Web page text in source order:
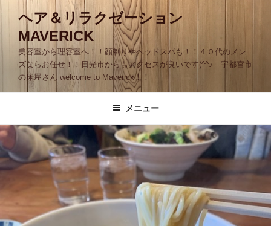
ス
プ
ヘア＆リラクゼーション
MAVERICK
美容室から理容室へ！！顔剃りやヘッドスパも！！４０代のメン
ズならお任せ！！日光市からもアクセスが良いです(^^♪ 宇都宮市
の床屋さん welcome to Maverick！！
メニュー